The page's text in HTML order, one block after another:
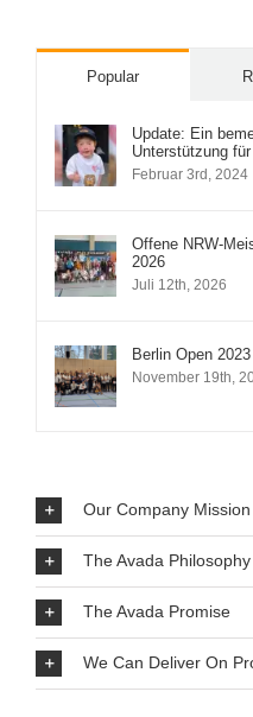
Popular
Update: Ein
Unterstützung
Februar 3rd, 2024
Offene NRW-
2026
Juli 12th, 2026
Berlin Open
November 19th,
Our Company Mission
The Avada Philosophy
The Avada Promise
We Can Deliver On